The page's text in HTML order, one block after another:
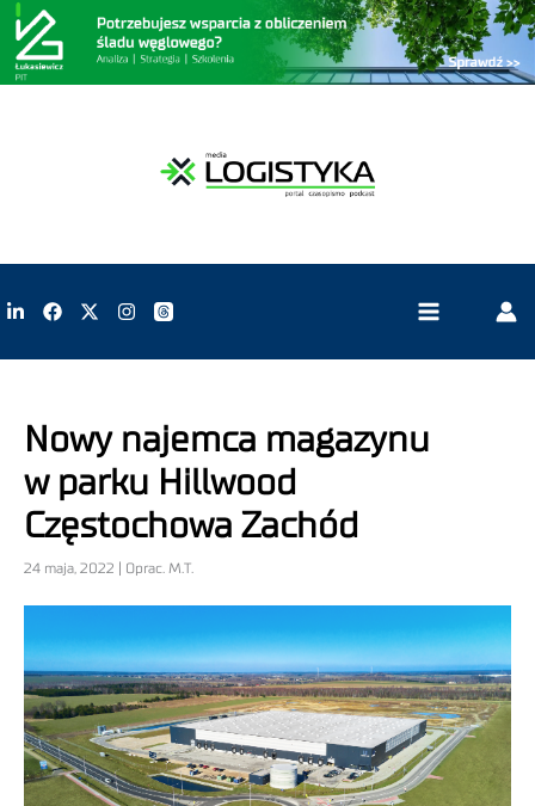
Nowy najemca magazynu
w parku Hillwood
Częstochowa Zachód
24 maja, 2022 | Oprac. M.T.